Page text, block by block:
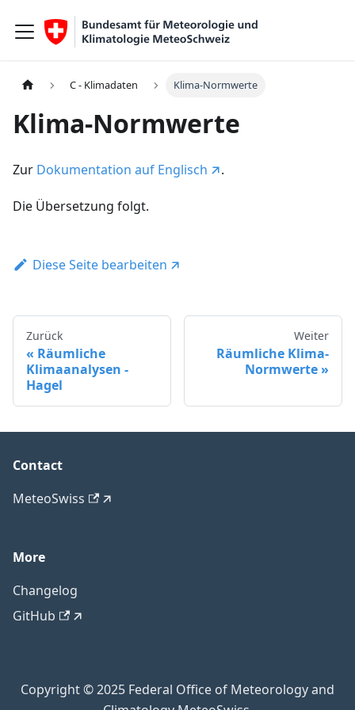
C - Klimadaten Klima-Normwerte
Klima-Normwerte
Zur Dokumentation auf Englisch .
Die Übersetzung folgt.
Diese Seite bearbeiten
Zurück
Räumliche
Klimaanalysen -
Hagel
Weiter
Räumliche Klima-
Normwerte
Contact
MeteoSwiss
More
Changelog
GitHub
Copyright © 2025 Federal Office of Meteorology and